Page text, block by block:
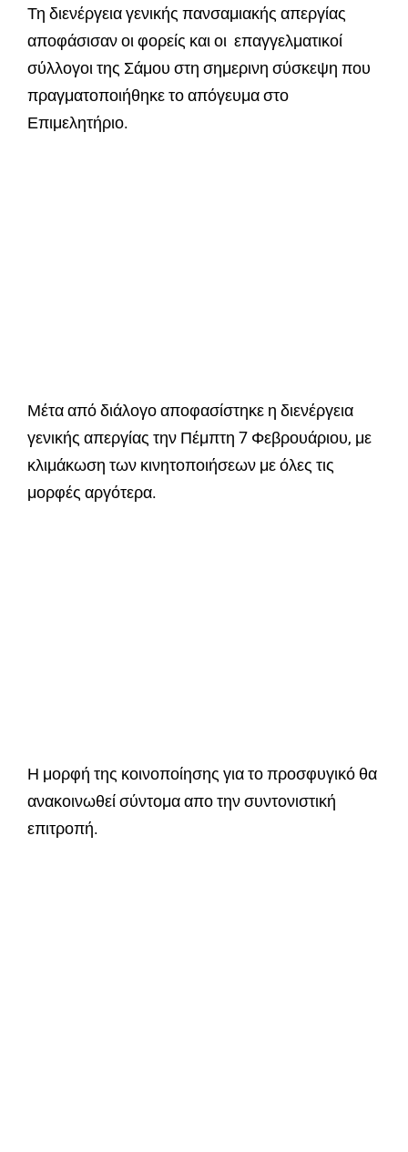
Τη διενέργεια γενικής πανσαμιακής απεργίας
αποφάσισαν οι φορείς και οι επαγγελματικοί
σύλλογοι της Σάμου στη σημερινη σύσκεψη που
πραγματοποιήθηκε το απόγευμα στο
Επιμελητήριο.
Μέτα από διάλογο αποφασίστηκε η διενέργεια
γενικής απεργίας την Πέμπτη 7 Φεβρουάριου, με
κλιμάκωση των κινητοποιήσεων με όλες τις
μορφές αργότερα.
Η μορφή της κοινοποίησης για το προσφυγικό θα
ανακοινωθεί σύντομα απο την συντονιστική
επιτροπή.